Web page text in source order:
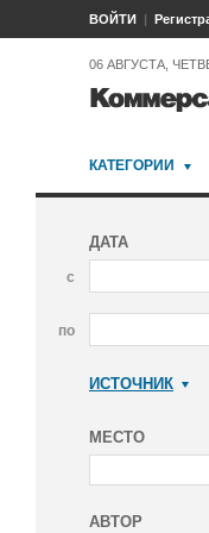
ВОЙТИ
06 АВГУСТА,
КАТЕГОРИИ
ДАТА
с
по
ИСТОЧНИК
МЕСТО
АВТОР